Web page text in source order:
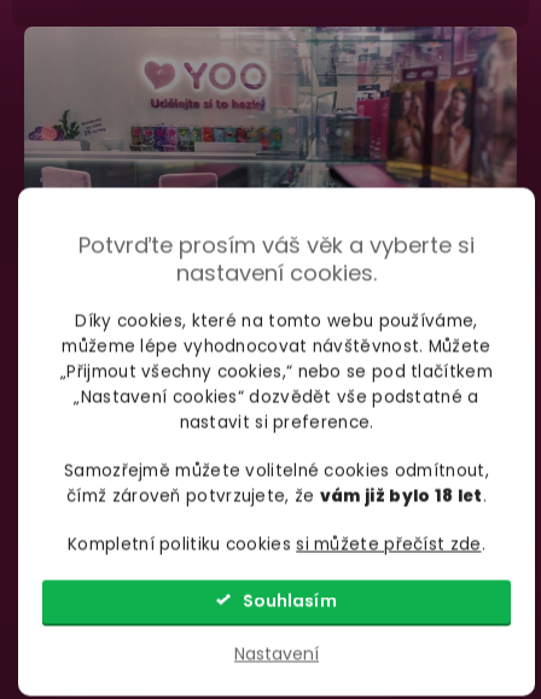
Potvrďte prosím váš věk a vyberte si
nastavení cookies.
Díky cookies, které na tomto webu používáme,
můžeme lépe vyhodnocovat návštěvnost. Můžete
„Přijmout všechny cookies,“ nebo se pod tlačítkem
„Nastavení cookies“ dozvědět vše podstatné a
nastavit si preference.
Samozřejmě můžete volitelné cookies odmítnout,
čímž zároveň potvrzujete, že vám již bylo 18 let.
Kompletní politiku cookiessi můžete přečíst zde.
Nastavení
Souhlasím
SHOWROOM BRNO
735 876 206
Pondělí – pátek:
Sobota, neděle
Zavřeno